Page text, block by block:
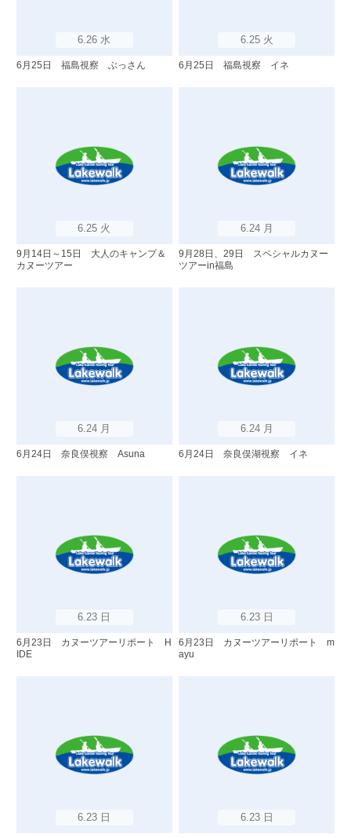
6.26 水
6月25日 福島視察 ぶっさん
6.25 火
6月25日 福島視察 イネ
6.25 火
9月14日～15日 大人のキャンプ＆
カヌーツアー
6.24 月
9月28日、29日 スペシャルカヌー
ツアーin福島
6.24 月
6月24日 奈良俣視察 Asuna
6.24 月
6月24日 奈良俣湖視察 イネ
6.23 日
6月23日 カヌーツアーリポート H
IDE
6.23 日
6月23日 カヌーツアーリポート m
ayu
6.23 日 6.23 日